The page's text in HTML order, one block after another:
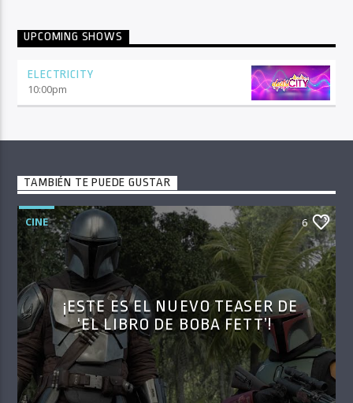
UPCOMING SHOWS
ELECTRICITY
10:00pm
TAMBIÉN TE PUEDE GUSTAR
CINE 6
¡ESTE ES EL NUEVO TEASER DE
‘EL LIBRO DE BOBA FETT’!